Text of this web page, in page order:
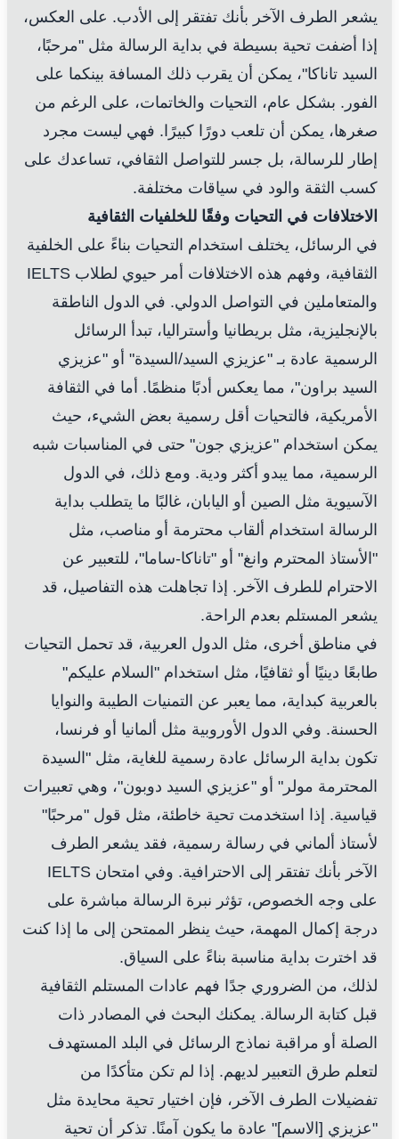
يشعر الطرف الآخر بأنك تفتقر إلى الأدب. على العكس،
إذا أضفت تحية بسيطة في بداية الرسالة مثل "مرحبًا،
السيد تاناكا"، يمكن أن يقرب ذلك المسافة بينكما على
الفور. بشكل عام، التحيات والخاتمات، على الرغم من
صغرها، يمكن أن تلعب دورًا كبيرًا. فهي ليست مجرد
إطار للرسالة، بل جسر للتواصل الثقافي، تساعدك على
كسب الثقة والود في سياقات مختلفة.
الاختلافات في التحيات وفقًا للخلفيات الثقافية
في الرسائل، يختلف استخدام التحيات بناءً على الخلفية
الثقافية، وفهم هذه الاختلافات أمر حيوي لطلاب IELTS
والمتعاملين في التواصل الدولي. في الدول الناطقة
بالإنجليزية، مثل بريطانيا وأستراليا، تبدأ الرسائل
الرسمية عادة بـ "عزيزي السيد/السيدة" أو "عزيزي
السيد براون"، مما يعكس أدبًا منظمًا. أما في الثقافة
الأمريكية، فالتحيات أقل رسمية بعض الشيء، حيث
يمكن استخدام "عزيزي جون" حتى في المناسبات شبه
الرسمية، مما يبدو أكثر ودية. ومع ذلك، في الدول
الآسيوية مثل الصين أو اليابان، غالبًا ما يتطلب بداية
الرسالة استخدام ألقاب محترمة أو مناصب، مثل
"الأستاذ المحترم وانغ" أو "تاناكا-ساما"، للتعبير عن
الاحترام للطرف الآخر. إذا تجاهلت هذه التفاصيل، قد
يشعر المستلم بعدم الراحة.
في مناطق أخرى، مثل الدول العربية، قد تحمل التحيات
طابعًا دينيًا أو ثقافيًا، مثل استخدام "السلام عليكم"
بالعربية كبداية، مما يعبر عن التمنيات الطيبة والنوايا
الحسنة. وفي الدول الأوروبية مثل ألمانيا أو فرنسا،
تكون بداية الرسائل عادة رسمية للغاية، مثل "السيدة
المحترمة مولر" أو "عزيزي السيد دوبون"، وهي تعبيرات
قياسية. إذا استخدمت تحية خاطئة، مثل قول "مرحبًا"
لأستاذ ألماني في رسالة رسمية، فقد يشعر الطرف
الآخر بأنك تفتقر إلى الاحترافية. وفي امتحان IELTS
على وجه الخصوص، تؤثر نبرة الرسالة مباشرة على
درجة إكمال المهمة، حيث ينظر الممتحن إلى ما إذا كنت
قد اخترت بداية مناسبة بناءً على السياق.
لذلك، من الضروري جدًا فهم عادات المستلم الثقافية
قبل كتابة الرسالة. يمكنك البحث في المصادر ذات
الصلة أو مراقبة نماذج الرسائل في البلد المستهدف
لتعلم طرق التعبير لديهم. إذا لم تكن متأكدًا من
تفضيلات الطرف الآخر، فإن اختيار تحية محايدة مثل
"عزيزي [الاسم]" عادة ما يكون آمنًا. تذكر أن تحية